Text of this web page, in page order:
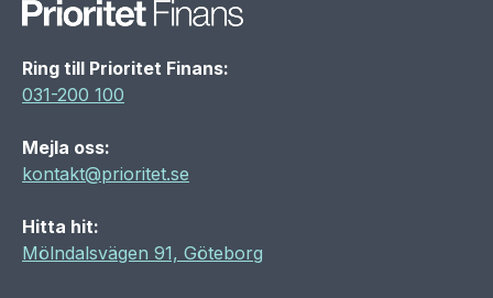
Ring till Prioritet Finans:
031-200 100
Mejla oss:
kontakt@prioritet.se
Hitta hit:
Mölndalsvägen 91, Göteborg